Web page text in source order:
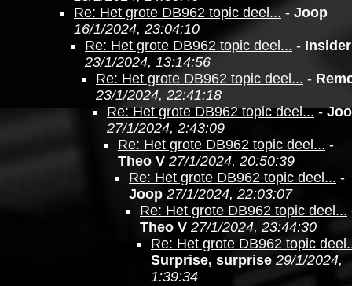
Re: Het grote DB962 topic deel... - Joop
16/1/2024, 23:04:10
Re: Het grote DB962 topic deel... - Insider
23/1/2024, 13:14:56
Re: Het grote DB962 topic deel... -
23/1/2024, 22:41:18
Re: Het grote DB962 topic deel...-
27/1/2024, 2:43:09
Re: Het grote DB962 topic deel... -
Theo V 27/1/2024, 20:50:39
Re: Het grote DB962 topic deel... -
Joop 27/1/2024, 22:03:07
Re: Het grote DB962 topic deel...
Theo V 27/1/2024, 23:44:30
Re: Het grote DB962 topic
Surprise, surprise 29/1/2024,
1:39:34